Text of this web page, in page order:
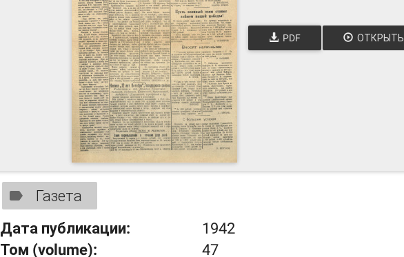
PDF ОТКРЫТЬ
Газета
Дата публикации:
1942
Том (volume):
47